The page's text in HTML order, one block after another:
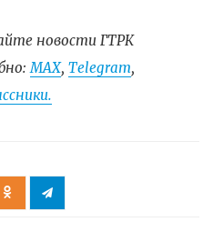
новости ГТРК
МАХ, Telegram,